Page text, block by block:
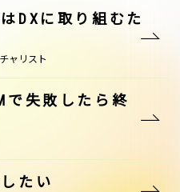
DXに取り組むた
ャリスト
で失敗したら終
たい